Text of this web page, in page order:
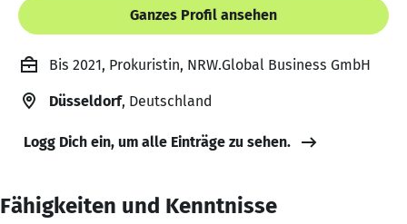
Ganzes Profil ansehen
Bis 2021, Prokuristin, NRW.Global Business GmbH
Düsseldorf, Deutschland
Logg Dich ein, um alle Einträge zu sehen.
Fähigkeiten und Kenntnisse